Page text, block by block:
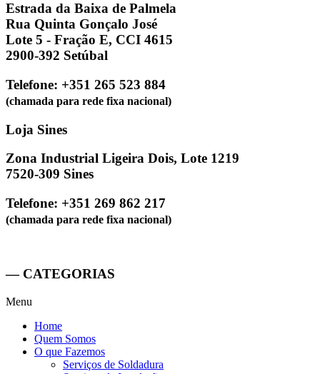
Estrada da Baixa de Palmela
Rua Quinta Gonçalo José
Lote 5 - Fração E, CCI 4615
2900-392 Setúbal
Telefone: +351 265 523 884
(chamada para rede fixa nacional)
Loja Sines
Zona Industrial Ligeira Dois, Lote 1219
7520-309 Sines
Telefone: +351 269 862 217
(chamada para rede fixa nacional)
— CATEGORIAS
Menu
Home
Quem Somos
O que Fazemos
Serviços de Soldadura